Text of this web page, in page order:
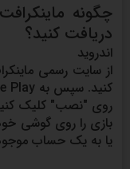
چگونه
دریافت کنید؟
اندروید
از سایت رسمی
کنید. سپس به Google Play هدایت خواهید شد.
روی "نصب" کلیک کنید
بازی را روی گوشی
یا به یک حساب